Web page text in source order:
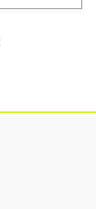
Ident.-Nr.: